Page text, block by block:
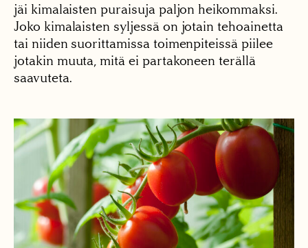
jäi kimalaisten puraisuja paljon heikommaksi.
Joko kimalaisten syljessä on jotain tehoainetta
tai niiden suorittamissa toimenpiteissä piilee
jotakin muuta, mitä ei partakoneen terällä
saavuteta.